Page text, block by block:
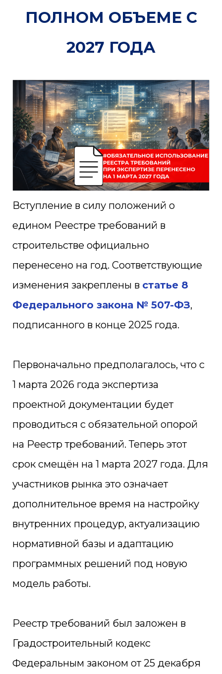
ПОЛНОМ ОБЪЕМЕ С
2027 ГОДА
Вступление в силу положений о
едином Реестре требований в
строительстве официально
перенесено на год. Соответствующие
изменения закреплены в статье 8
Федерального закона № 507-ФЗ,
подписанного в конце 2025 года.
Первоначально предполагалось, что с
1 марта 2026 года экспертиза
проектной документации будет
проводиться с обязательной опорой
на Реестр требований. Теперь этот
срок смещён на 1 марта 2027 года. Для
участников рынка это означает
дополнительное время на настройку
внутренних процедур, актуализацию
нормативной базы и адаптацию
программных решений под новую
модель работы.
Реестр требований был заложен в
Градостроительный кодекс
Федеральным законом от 25 декабря